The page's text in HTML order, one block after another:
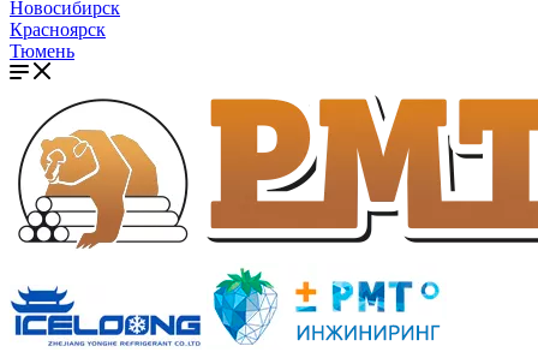
Новосибирск
Красноярск
Тюмень